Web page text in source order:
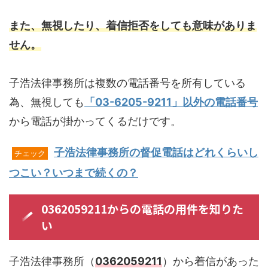
また、無視したり、着信拒否をしても意味がありま
せん。
子浩法律事務所は複数の電話番号を所有している
為、無視しても
「03-6205-9211」以外の電話番号
から電話が掛かってくるだけです。
チェック
子浩法律事務所の督促電話はどれくらいし
つこい？いつまで続くの？
0362059211からの電話の用件を知りた
い
子浩法律事務所（0362059211）から着信があった